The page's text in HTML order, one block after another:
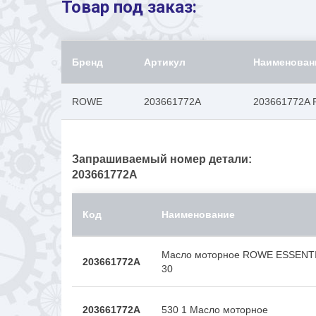
Товар под заказ:
Бренд Артикул
ROWE 203661772A 203661772A
Запрашиваемый номер детали:
203661772A
Код Наименование
203661772A
Масло моторное ROWE
30
203661772A 530 1 Масло моторное